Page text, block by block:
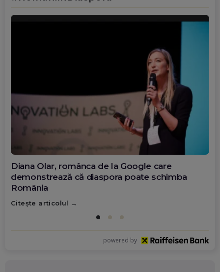
Diana Olar, românca de la Google care
demonstrează că diaspora poate schimba
România
Citește articolul
powered by